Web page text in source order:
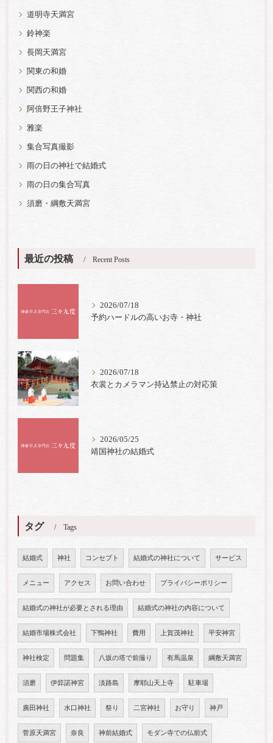
道明寺天満宮
鈴神楽
長岡天満宮
関東の和婚
関西の和婚
阿倍野王子神社
雅楽
集合写真撮影
雨の日の神社で結婚式
雨の日の集合写真
須磨・綱敷天満宮
最近の投稿 Recent Posts
2026/07/18
予約ハードルの高いお寺・神社
2026/07/18
衣裳とカメラマン持込禁止の対応策
2026/05/25
靖国神社の結婚式
タグ Tags
結婚式 神社 コンセプト 結婚式の神社について サービス
メニュー アクセス お問い合わせ プライバシーポリシー
結婚式の神社が必要とされる理由 結婚式の神社の内容について
結婚市場株式会社 下鴨神社 費用 上賀茂神社 平安神宮
神社検定 問題集 八坂の塔で前撮り 有馬温泉 綱敷天満宮
須磨 伊弉諾神宮 淡路島 摩耶山天上寺 駐車場
廣田神社 水口神社 祭り 二宮神社 お守り 神戸
菅原天満宮 奈良 神前結婚式 モダン寺での仏前式